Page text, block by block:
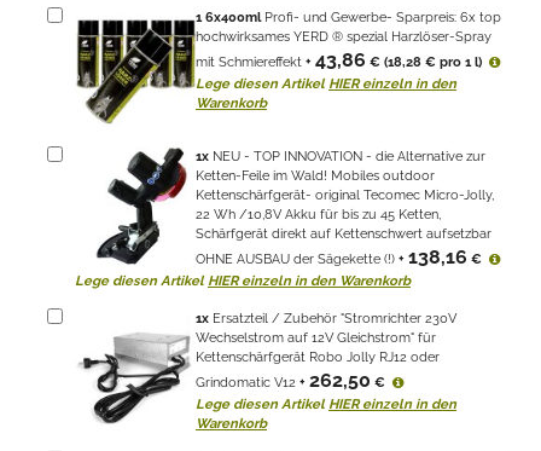
16x400ml Profi- und Gewerbe- Sparpreis: 6x top
hochwirksames YERD ® spezial Harzlöser-Spray
mit Schmiereffekt + 43,86 € (18,28 € pro 1 l)
Lege diesen Artikel HIER einzeln in den
Warenkorb
1x NEU - TOP INNOVATION - die Alternative zur
Ketten-Feile im Wald! Mobiles outdoor
Kettenschärfgerät- original Tecomec Micro-Jolly,
22 Wh /10,8V Akku für bis zu 45 Ketten,
Schärfgerät direkt auf Kettenschwert aufsetzbar
OHNE AUSBAU der Sägekette (!) + 138,16 €
Lege diesen Artikel HIER einzeln in den Warenkorb
1x Ersatzteil / Zubehör "Stromrichter 230V
Wechselstrom auf 12V Gleichstrom" für
Kettenschärfgerät Robo Jolly RJ12 oder
Grindomatic V12 + 262,50 €
Lege diesen Artikel HIER einzeln in den
Warenkorb